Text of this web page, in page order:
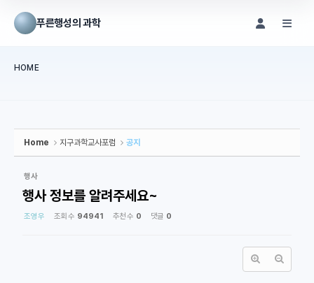
푸른행성의 과학
HOME
Home 지구과학교사포럼 공지
행사
행사 정보를 알려주세요~
조영우 조회 수 94941 추천 수 0 댓글 0